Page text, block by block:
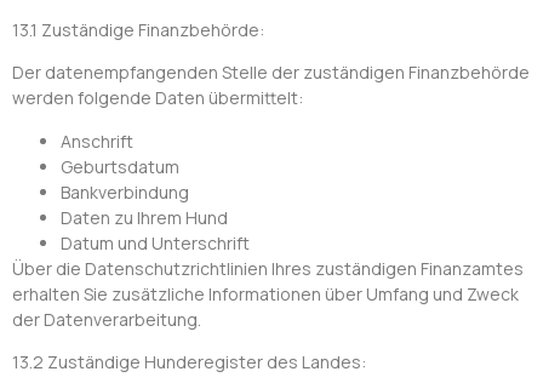
13.1 Zuständige Finanzbehörde:
Der datenempfangenden Stelle der zuständigen Finanzbehörde
werden folgende Daten übermittelt:
Anschrift
Geburtsdatum
Bankverbindung
Daten zu Ihrem Hund
Datum und Unterschrift
Über die Datenschutzrichtlinien Ihres zuständigen Finanzamtes
erhalten Sie zusätzliche Informationen über Umfang und Zweck
der Datenverarbeitung.
13.2 Zuständige Hunderegister des Landes: